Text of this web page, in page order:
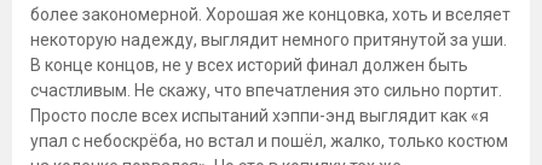
более закономерной. Хорошая же концовка, хоть и вселяет
некоторую надежду, выглядит немного притянутой за уши.
В конце концов, не у всех историй финал должен быть
счастливым. Не скажу, что впечатления это сильно портит.
Просто после всех испытаний хэппи-энд выглядит как «я
упал с небоскрёба, но встал и пошёл, жалко, только костюм